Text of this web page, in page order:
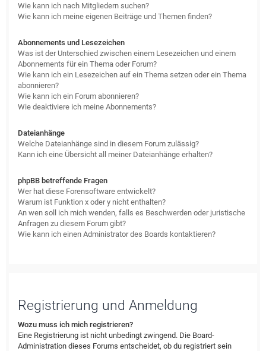
Wie kann ich nach Mitgliedern suchen?
Wie kann ich meine eigenen Beiträge und Themen finden?
Abonnements und Lesezeichen
Was ist der Unterschied zwischen einem Lesezeichen und einem
Abonnements für ein Thema oder Forum?
Wie kann ich ein Lesezeichen auf ein Thema setzen oder ein Thema
abonnieren?
Wie kann ich ein Forum abonnieren?
Wie deaktiviere ich meine Abonnements?
Dateianhänge
Welche Dateianhänge sind in diesem Forum zulässig?
Kann ich eine Übersicht all meiner Dateianhänge erhalten?
phpBB betreffende Fragen
Wer hat diese Forensoftware entwickelt?
Warum ist Funktion x oder y nicht enthalten?
An wen soll ich mich wenden, falls es Beschwerden oder juristische
Anfragen zu diesem Forum gibt?
Wie kann ich einen Administrator des Boards kontaktieren?
Registrierung und Anmeldung
Wozu muss ich mich registrieren?
Eine Registrierung ist nicht unbedingt zwingend. Die Board-
Administration dieses Forums entscheidet, ob du registriert sein